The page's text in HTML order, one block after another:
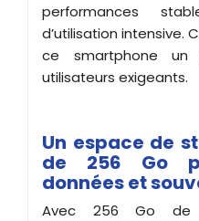
performances
d’utilisation intensive.
ce smartphone
utilisateurs exigeants.
Un espace de
de 256 Go
données et
Avec 256 Go de